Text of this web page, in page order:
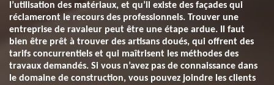
l’utilisation des matériaux, et qu’il existe des façades qui
réclameront le recours des professionnels. Trouver une
entreprise de ravaleur peut être une étape ardue. Il faut
bien être prêt à trouver des artisans doués, qui offrent des
tarifs concurrentiels et qui maîtrisent les méthodes des
travaux demandés. Si vous n’avez pas de connaissance dans
le domaine de construction, vous pouvez joindre les clients